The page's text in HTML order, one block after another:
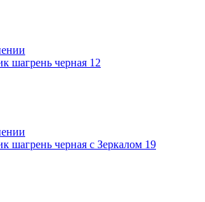
шагрень черная 12
шагрень черная с Зеркалом 19